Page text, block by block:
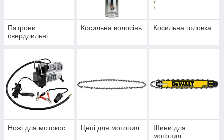
Патрони
свердлильні
Косильна волосінь Косильна головка
Ножі для мотокос Цепі для мотопил
Шини для
мотопил